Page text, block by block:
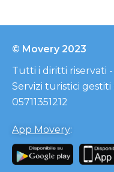
© Movery 2023
Tutti i diritti riservati -
Servizi turistici gestiti
05711351212
App Movery: